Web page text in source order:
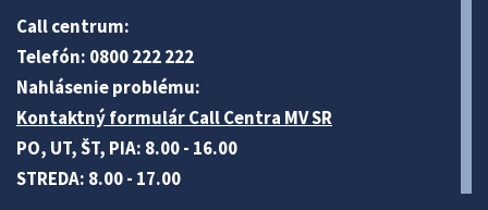
Call centrum:
Telefón: 0800 222 222
Nahlásenie problému:
Kontaktný formulár Call Centra MV SR
PO, UT, ŠT, PIA: 8.00 - 16.00
STREDA: 8.00 - 17.00